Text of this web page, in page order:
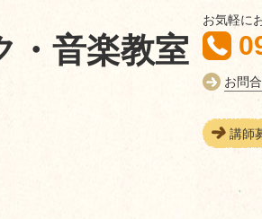
・音楽教室
お気軽に
お問
講師